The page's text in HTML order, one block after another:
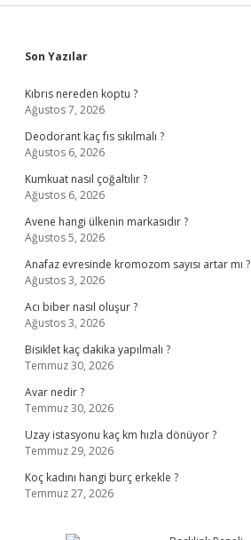
Sidebar
Son Yazılar
Kıbrıs nereden koptu ?
Ağustos 7, 2026
Deodorant kaç fıs sıkılmalı ?
Ağustos 6, 2026
Kumkuat nasıl çoğaltılır ?
Ağustos 6, 2026
Avene hangi ülkenin markasıdır ?
Ağustos 5, 2026
Anafaz evresinde kromozom sayısı artar mı ?
Ağustos 3, 2026
Acı biber nasıl oluşur ?
Ağustos 3, 2026
Bisiklet kaç dakika yapılmalı ?
Temmuz 30, 2026
Avar nedir ?
Temmuz 30, 2026
Uzay istasyonu kaç km hızla dönüyor ?
Temmuz 29, 2026
Koç kadını hangi burç erkekle ?
Temmuz 27, 2026